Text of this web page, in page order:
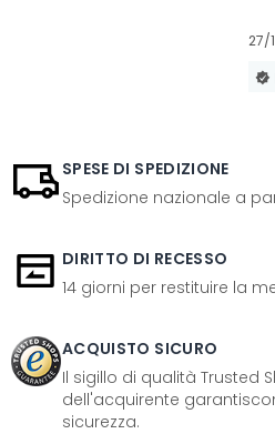
27/
SPESE DI SPEDIZIONE
Spedizione nazionale a
DIRITTO DI RECESSO
14 giorni per restituire la
ACQUISTO SICURO
Il sigillo di qualità Trusted
dell'acquirente
sicurezza.